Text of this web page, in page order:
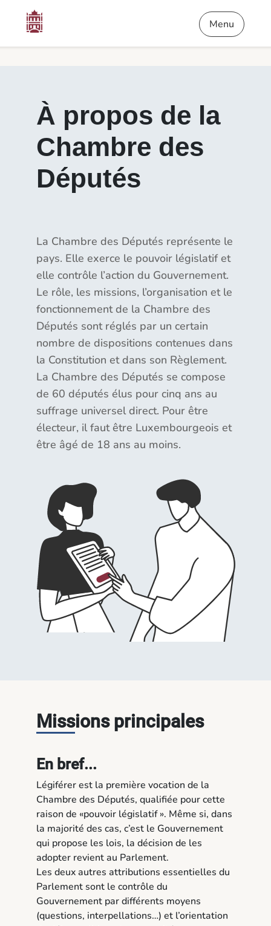
À propos de la Chambre des Députés - Pétitions
Menu
À propos de la
Chambre des
Députés
La Chambre des Députés représente le
pays. Elle exerce le pouvoir législatif et
elle contrôle l’action du Gouvernement.
Le rôle, les missions, l’organisation et le
fonctionnement de la Chambre des
Députés sont réglés par un certain
nombre de dispositions contenues dans
la Constitution et dans son Règlement.
La Chambre des Députés se compose
de 60 députés élus pour cinq ans au
suffrage universel direct. Pour être
électeur, il faut être Luxembourgeois et
être âgé de 18 ans au moins.
Missions principales
En bref...
Légiférer est la première vocation de la
Chambre des Députés, qualifiée pour cette
raison de «pouvoir législatif ». Même si, dans
la majorité des cas, c’est le Gouvernement
qui propose les lois, la décision de les
adopter revient au Parlement.
Les deux autres attributions essentielles du
Parlement sont le contrôle du
Gouvernement par différents moyens
(questions, interpellations…) et l’orientation